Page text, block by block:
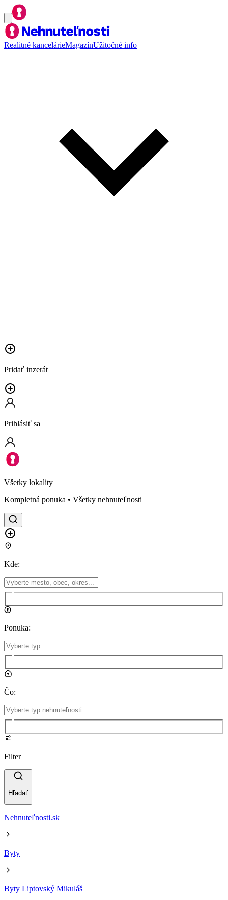
Realitné kancelárieMagazínUžitočné info
Pridať inzerát
Prihlásiť sa
Všetky lokality
Kompletná ponuka • Všetky nehnuteľnosti
Kde:
Ponuka:
Čo:
Filter
Hľadať
Nehnuteľnosti.sk
Byty
Byty Liptovský Mikuláš